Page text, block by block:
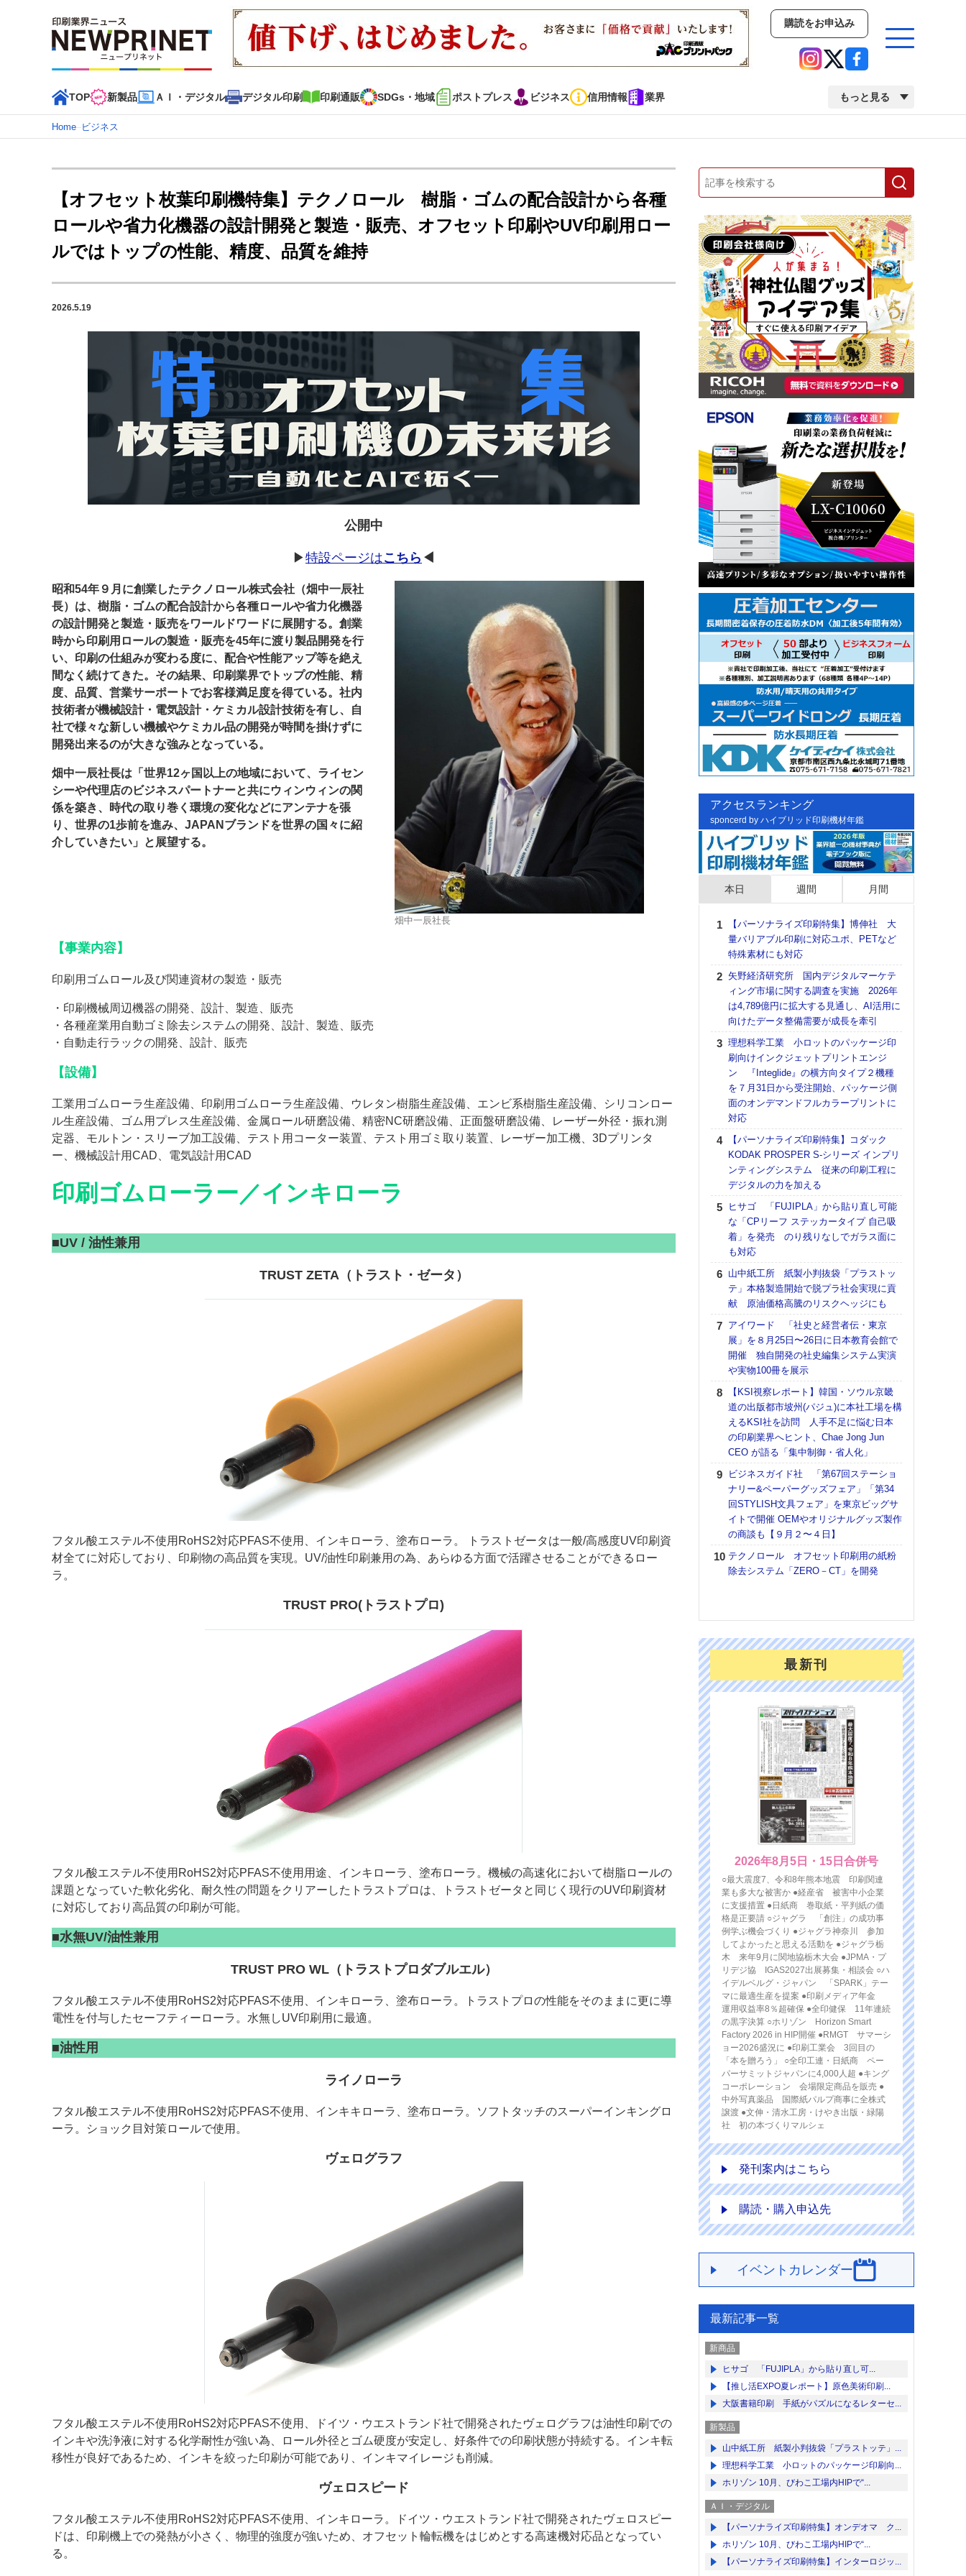
購読をお申込み
TOP 新製品 ＡＩ・デジタル デジタル印刷 印刷通販 SDGs・地域 ポストプレス ビジネス 信用情報 業界 もっと見る
イベント
インデックス
TOP 新着記事 特集記事 動画コンテンツ インタビュー コレクション
カテゴリー一覧
新商品 新製品 ＡＩ・デジタル デジタル印刷 印刷通販 SDGs・地域 ポストプレス ビジネス イベント 信用情報 業界 市場・統計 人事・移転・異動・訃報
特集記事カテゴリー一覧
中古印刷機・製本機特集
2022 検査・校正特集
特集・デジタル印刷 ～ 新成長軌道を描く
発刊案内 JFPI印刷用語集 印刷機材年鑑
会社案内 購読・購入申し込み サイトポリシー お問い合わせ
Home–ビジネス
【オフセット枚葉印刷機特集】テクノロール 樹脂・ゴムの配合設計から各種
ロールや省力化機器の設計開発と製造・販売、オフセット印刷やUV印刷用ロー
ルではトップの性能、精度、品質を維持
2026.5.19
公開中
▶特設ページはこちら ◀
昭和54年９月に創業したテクノロール株式会社（畑中一辰社
長）は、樹脂・ゴムの配合設計から各種ロールや省力化機器
の設計開発と製造・販売をワールドワードに展開する。創業
時から印刷用ロールの製造・販売を45年に渡り製品開発を行
い、印刷の仕組みが変わる度に、配合や性能アップ等を絶え
間なく続けてきた。その結果、印刷業界でトップの性能、精
度、品質、営業サーポートでお客様満足度を得ている。社内
技術者が機械設計・電気設計・ケミカル設計技術を有し、自
社で様々な新しい機械やケミカル品の開発が時間を掛けずに
開発出来るのが大きな強みとなっている。
畑中一辰社長は「世界12ヶ国以上の地域において、ライセン
シーや代理店のビジネスパートナーと共にウィンウィンの関
係を築き、時代の取り巻く環境の変化などにアンテナを張
り、世界の1歩前を進み、JAPANブランドを世界の国々に紹
介していきたい」と展望する。
畑中一辰社長
【事業内容】
印刷用ゴムロール及び関連資材の製造・販売
・印刷機械周辺機器の開発、設計、製造、販売
・各種産業用自動ゴミ除去システムの開発、設計、製造、販売
・自動走行ラックの開発、設計、販売
【設備】
工業用ゴムローラ生産設備、印刷用ゴムローラ生産設備、ウレタン樹脂生産設備、エンビ系樹脂生産設備、シリコンロー
ル生産設備、ゴム用プレス生産設備、金属ロール研磨設備、精密NC研磨設備、正面盤研磨設備、レーザー外径・振れ測
定器、モルトン・スリーブ加工設備、テスト用コーター装置、テスト用ゴミ取り装置、レーザー加工機、3Dプリンタ
ー、機械設計用CAD、電気設計用CAD
印刷ゴムローラー／インキローラ
■UV / 油性兼用
TRUST ZETA（トラスト・ゼータ）
フタル酸エステル不使用RoHS2対応PFAS不使用、インキローラ、塗布ローラ。 トラストゼータは一般/高感度UV印刷資
材全てに対応しており、印刷物の高品質を実現。UV/油性印刷兼用の為、あらゆる方面で活躍させることができるロー
ラ。
TRUST PRO(トラストプロ)
フタル酸エステル不使用RoHS2対応PFAS不使用用途、インキローラ、塗布ローラ。機械の高速化において樹脂ロールの
課題となっていた軟化劣化、耐久性の問題をクリアーしたトラストプロは、トラストゼータと同じく現行のUV印刷資材
に対応しており高品質の印刷が可能。
■水無UV/油性兼用
TRUST PRO WL（トラストプロダブルエル）
フタル酸エステル不使用RoHS2対応PFAS不使用、インキローラ、塗布ローラ。トラストプロの性能をそのままに更に導
電性を付与したセーフティーローラ。水無しUV印刷用に最適。
■油性用
ライノローラ
フタル酸エステル不使用RoHS2対応PFAS不使用、インキキローラ、塗布ローラ。ソフトタッチのスーパーインキングロ
ーラ。ショック目対策ロールで使用。
ヴェログラフ
フタル酸エステル不使用RoHS2対応PFAS不使用、ドイツ・ウエストランド社で開発されたヴェログラフは油性印刷での
インキや洗浄液に対する化学耐性が強い為、ロール外径とゴム硬度が安定し、好条件での印刷状態が持続する。インキ転
移性が良好であるため、インキを絞った印刷が可能であり、インキマイレージも削減。
ヴェロスピード
フタル酸エステル不使用RoHS2対応PFAS不使用、インキローラ。ドイツ・ウエストランド社で開発されたヴェロスピー
ドは、印刷機上での発熱が小さく、物理的強度が強いため、オフセット輪転機をはじめとする高速機対応品となってい
る。
アクセスランキング
sponcerd by ハイブリッド印刷機材年鑑
本日 週間 月間
【パーソナライズ印刷特集】博伸社 大
量バリアブル印刷に対応ユポ、PETなど
特殊素材にも対応
矢野経済研究所 国内デジタルマーケテ
ィング市場に関する調査を実施 2026年
は4,789億円に拡大する見通し、AI活用に
向けたデータ整備需要が成長を牽引
理想科学工業 小ロットのパッケージ印
刷向けインクジェットプリントエンジ
ン 『Integlide』の横方向タイプ２機種
を７月31日から受注開始、パッケージ側
面のオンデマンドフルカラープリントに
対応
【パーソナライズ印刷特集】コダック
KODAK PROSPER S-シリーズ インプリ
ンティングシステム 従来の印刷工程に
デジタルの力を加える
ヒサゴ 「FUJIPLA」から貼り直し可能
な「CPリーフ ステッカータイプ 自己吸
着」を発売 のり残りなしでガラス面に
も対応
山中紙工所 紙製小判抜袋「プラストッ
テ」本格製造開始で脱プラ社会実現に貢
献 原油価格高騰のリスクヘッジにも
アイワード 「社史と経営者伝・東京
展」を８月25日〜26日に日本教育会館で
開催 独自開発の社史編集システム実演
や実物100冊を展示
【KSI視察レポート】韓国・ソウル京畿
道の出版都市坡州(パジュ)に本社工場を構
えるKSI社を訪問 人手不足に悩む日本
の印刷業界へヒント、Chae Jong Jun
CEO が語る「集中制御・省人化」
ビジネスガイド社 「第67回ステーショ
ナリー&ペーパーグッズフェア」「第34
回STYLISH文具フェア」を東京ビッグサ
イトで開催 OEMやオリジナルグッズ製作
の商談も【９月２〜４日】
テクノロール オフセット印刷用の紙粉
除去システム「ZERO－CT」を開発
最新刊
2026年8月5日・15日合併号
○最大震度7、令和8年熊本地震 印刷関連
業も多大な被害か ●経産省 被害中小企業
に支援措置 ●日紙商 巻取紙・平判紙の価
格是正要請 ○ジャグラ 「創注」の成功事
例学ぶ機会づくり ●ジャグラ神奈川 参加
してよかったと思える活動を ●ジャグラ栃
木 来年9月に関地協栃木大会 ●JPMA・プ
リデジ協 IGAS2027出展募集・相談会 ○ハ
イデルベルグ・ジャパン 「SPARK」テー
マに最適生産を提案 ●印刷メディア年金
運用収益率8％超確保 ●全印健保 11年連続
の黒字決算 ○ホリゾン Horizon Smart
Factory 2026 in HIP開催 ●RMGT サマーシ
ョー2026盛況に ●印刷工業会 3回目の
「本を贈ろう」 ○全印工連・日紙商 ペー
パーサミットジャパンに4,000人超 ●キング
コーポレーション 会場限定商品を販売 ●
中外写真薬品 国際紙パルプ商事に全株式
譲渡 ●文伸・清水工房・けやき出版・緑陽
社 初の本づくりマルシェ
発刊案内はこちら
購読・購入申込先
イベントカレンダー
最新記事一覧
新商品
ヒサゴ 「FUJIPLA」から貼り直し可...
【推し活EXPO夏レポート】原色美術印刷...
大阪書籍印刷 手紙がパズルになるレターセ...
新製品
山中紙工所 紙製小判抜袋「プラストッテ」...
理想科学工業 小ロットのパッケージ印刷向...
ホリゾン 10月、びわこ工場内HIPで“...
ＡＩ・デジタル
【パーソナライズ印刷特集】オンデオマ ク...
ホリゾン 10月、びわこ工場内HIPで“...
【パーソナライズ印刷特集】インターロジッ...